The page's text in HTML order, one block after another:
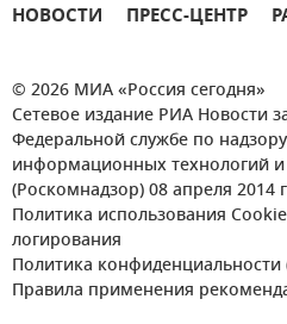
НОВОСТИ ПРЕСС-ЦЕНТР
© 2026 МИА «Россия сегодня»
Сетевое издание РИА Новости
Федеральной службе по
информационных технологий
(Роскомнадзор) 08 апреля 2014
Политика использования
логирования
Политика конфиденциальности
Правила применения